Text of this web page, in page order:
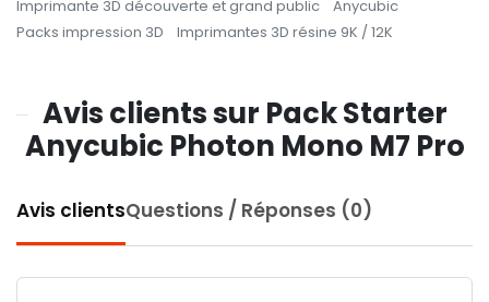
Imprimante 3D découverte et grand public
Anycubic
Packs impression 3D
Imprimantes 3D résine 9K / 12K
Avis clients sur Pack Starter
Anycubic Photon Mono M7 Pro
Avis clientsQuestions / Réponses (0)